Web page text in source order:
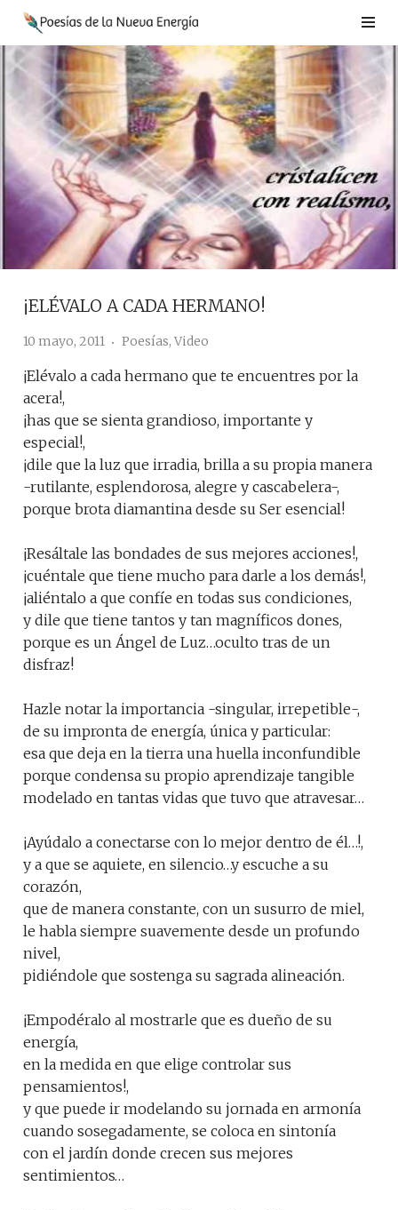
Saltar
contenido
¡ELÉVALO A CADA HERMANO!
10 mayo, 2011 Poesías, Video
¡Elévalo a cada hermano que te encuentres por la
acera!,
¡has que se sienta grandioso, importante y
especial!,
¡dile que la luz que irradia, brilla a su propia manera
-rutilante, esplendorosa, alegre y cascabelera-,
porque brota diamantina desde su Ser esencial!
¡Resáltale las bondades de sus mejores acciones!,
¡cuéntale que tiene mucho para darle a los demás!,
¡aliéntalo a que confíe en todas sus condiciones,
y dile que tiene tantos y tan magníficos dones,
porque es un Ángel de Luz…oculto tras de un
disfraz!
Hazle notar la importancia -singular, irrepetible-,
de su impronta de energía, única y particular:
esa que deja en la tierra una huella inconfundible
porque condensa su propio aprendizaje tangible
modelado en tantas vidas que tuvo que atravesar…
¡Ayúdalo a conectarse con lo mejor dentro de él…!,
y a que se aquiete, en silencio…y escuche a su
corazón,
que de manera constante, con un susurro de miel,
le habla siempre suavemente desde un profundo
nivel,
pidiéndole que sostenga su sagrada alineación.
¡Empodéralo al mostrarle que es dueño de su
energía,
en la medida en que elige controlar sus
pensamientos!,
y que puede ir modelando su jornada en armonía
cuando sosegadamente, se coloca en sintonía
con el jardín donde crecen sus mejores
sentimientos…